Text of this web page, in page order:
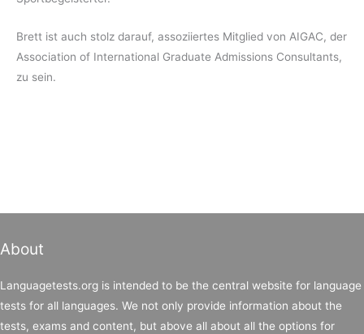
Brett ist auch stolz darauf, assoziiertes Mitglied von AIGAC, der
Association of International Graduate Admissions Consultants,
zu sein.
About
Languagetests.org is intended to be the central website for language
tests for all languages. We not only provide information about the
tests, exams and content, but above all about all the options for